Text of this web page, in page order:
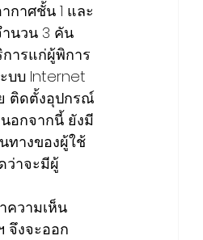
กาศชั้น 1 และ
นวน 3 คัน
ารแก่ผู้พิการ
บบ Internet
ติดตั้งอุปกรณ์
อกจากนี้ ยังมี
ทางของผู้ใช้
ว่าจะมีผู้
ความเห็น
จึงจะออก